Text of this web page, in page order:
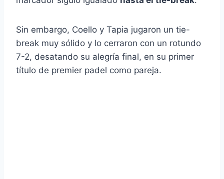
Sin embargo, Coello y Tapia jugaron un tie-
break muy sólido y lo cerraron con un rotundo
7-2, desatando su alegría final, en su primer
título de premier padel como pareja.